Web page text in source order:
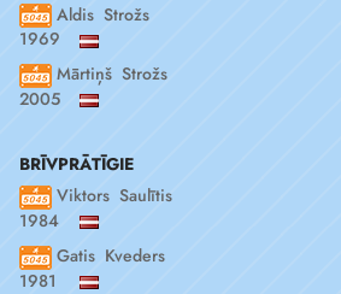
Aldis Strožs
1969
Mārtiņš Strožs
2005
BRĪVPRĀTĪGIE
Viktors Saulītis
1984
Gatis Kveders
1981